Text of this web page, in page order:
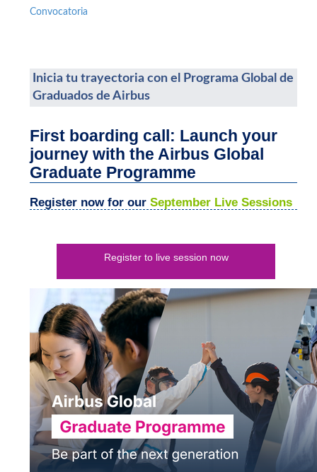
Convocatoria
Inicia tu trayectoria con el Programa Global de
Graduados de Airbus
First boarding call: Launch your
journey with the Airbus Global
Graduate Programme
Register now for our September Live Sessions
Register to live session now